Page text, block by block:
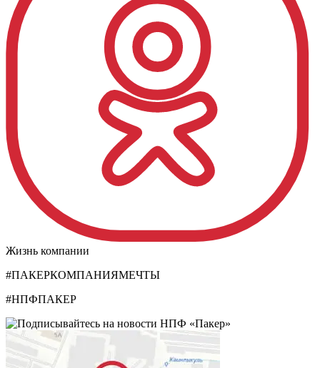
Жизнь компании
#ПАКЕРКОМПАНИЯМЕЧТЫ
#НПФПАКЕР